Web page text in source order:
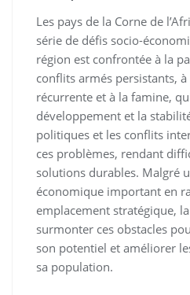
Les pays de la Corne de
série de défis socio-
région est confrontée à la
conflits armés persistants, à
récurrente et à la famine,
développement et la
politiques et les conflits
ces problèmes, rendant
solutions durables. Malgré
économique important en
emplacement stratégique,
surmonter ces obstacles
son potentiel et améliorer
sa population.